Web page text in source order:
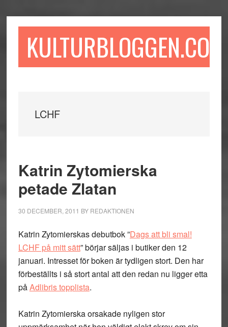
till
till
sidofältet
till
KULTURBLOGGEN.COM
LCHF
Katrin Zytomierska
petade Zlatan
30 DECEMBER, 2011 BY REDAKTIONEN
Katrin Zytomierskas debutbok ”Dags att bli smal!
LCHF på mitt sätt” börjar säljas i butiker den 12
januari. Intresset för boken är tydligen stort. Den har
förbeställts i så stort antal att den redan nu ligger etta
påAdlibris topplista.
Katrin Zytomierska orsakade nyligen stor